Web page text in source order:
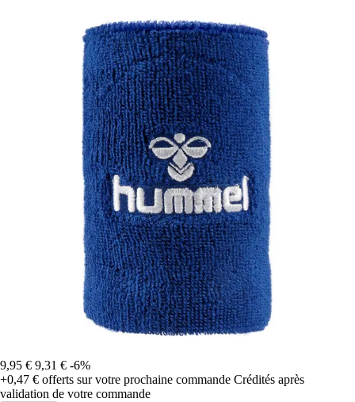
9,95 € 9,31 € -6%
+0,47 € offerts sur votre prochaine commande Crédités après
validation de votre commande